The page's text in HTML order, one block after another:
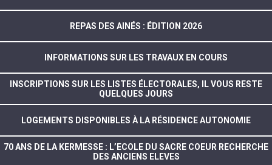
REPAS DES AINÉS : ÉDITION 2026
INFORMATIONS SUR LES TRAVAUX EN COURS
INSCRIPTIONS SUR LES LISTES ÉLECTORALES, IL VOUS RESTE
QUELQUES JOURS
LOGEMENTS DISPONIBLES À LA RÉSIDENCE AUTONOMIE
70 ANS DE LA KERMESSE : L’ECOLE DU SACRE COEUR RECHERCHE
DES ANCIENS ELEVES